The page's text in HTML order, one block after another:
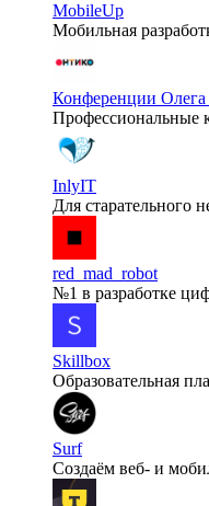
MobileUp
Мобильная
Конференции
Профессиональные
InlyIT
Для старательного
red_mad_robot
№1 в разработке
Skillbox
Образовательная
Surf
Создаём веб- и